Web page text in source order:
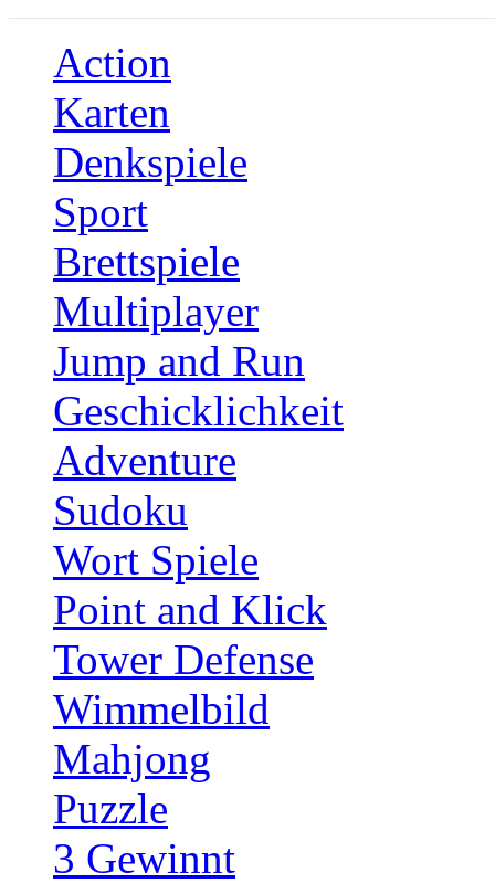
Action
Karten
Denkspiele
Sport
Brettspiele
Multiplayer
Jump and Run
Geschicklichkeit
Adventure
Sudoku
Wort Spiele
Point and Klick
Tower Defense
Wimmelbild
Mahjong
Puzzle
3 Gewinnt